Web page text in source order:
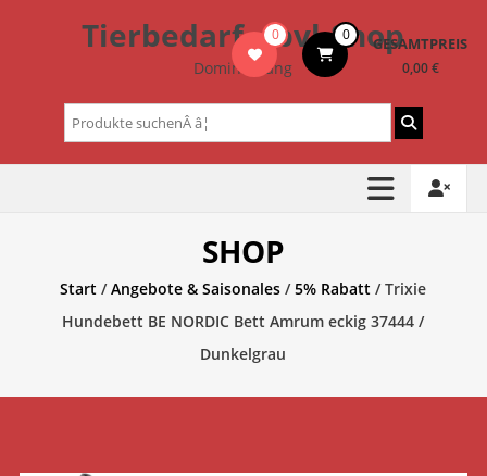
Tierbedarf – bvl-Shop
Dominik Lang
0 0 GESAMTPREIS
0,00 €
Suchen
nach:
SHOP
Start /Angebote & Saisonales /5% Rabatt / Trixie
Hundebett BE NORDIC Bett Amrum eckig 37444 /
Dunkelgrau